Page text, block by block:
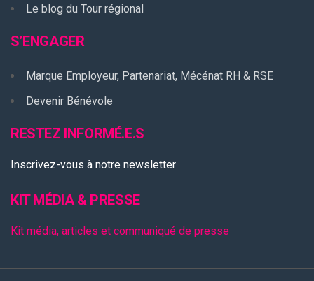
Le blog du Tour régional
S’ENGAGER
Marque Employeur, Partenariat, Mécénat RH & RSE
Devenir Bénévole
RESTEZ INFORMÉ.E.S
Inscrivez-vous à notre newsletter
KIT MÉDIA & PRESSE
Kit média, articles et communiqué de presse